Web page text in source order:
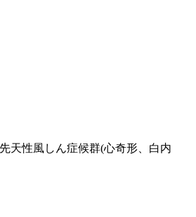
天性風しん症候群(心奇形、白内